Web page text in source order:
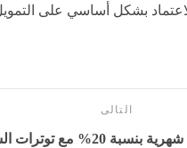
بشكل أساسي على
التالى
توترات الشرق الأوسط